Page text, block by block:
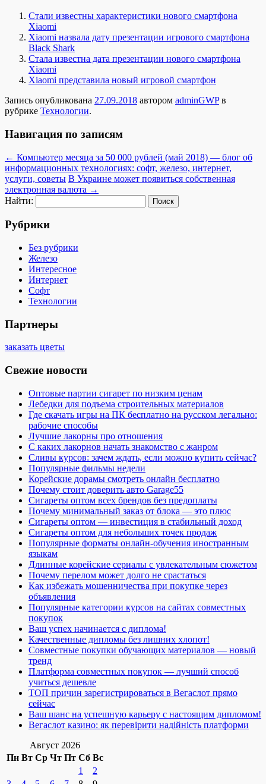
Стали известны характеристики нового смартфона
Xiaomi
Xiaomi назвала дату презентации игрового смартфона
Black Shark
Стала известна дата презентации нового смартфона
Xiaomi
Xiaomi представила новый игровой смартфон
Запись опубликована 27.09.2018 автором adminGWPв
рубрике Технологии.
Навигация по записям
← Компьютер месяца за 50 000 рублей (май 2018) — блог об
информационных технологиях: софт, железо, интернет,
услуги, советы В Украине может появиться собственная
электронная валюта →
Найти:
Рубрики
Без рубрики
Железо
Интересное
Интернет
Софт
Технологии
Партнеры
заказать цветы
Свежие новости
Оптовые партии сигарет по низким ценам
Лебедки для подъема строительных материалов
Где скачать игры на ПК бесплатно на русском легально:
рабочие способы
Лучшие лакорны про отношения
С каких лакорнов начать знакомство с жанром
Сливы курсов: зачем ждать, если можно купить сейчас?
Популярные фильмы недели
Корейские дорамы смотреть онлайн бесплатно
Почему стоит доверить авто Garage55
Сигареты оптом всех брендов без предоплаты
Почему минимальный заказ от блока — это плюс
Сигареты оптом — инвестиция в стабильный доход
Сигареты оптом для небольших точек продаж
Популярные форматы онлайн-обучения иностранным
языкам
Длинные корейские сериалы с увлекательным сюжетом
Почему перелом может долго не срастаться
Как избежать мошенничества при покупке через
объявления
Популярные категории курсов на сайтах совместных
покупок
Ваш успех начинается с диплома!
Качественные дипломы без лишних хлопот!
Совместные покупки обучающих материалов — новый
тренд
Платформа совместных покупок — лучший способ
учиться дешевле
ТОП причин зарегистрироваться в Вегаслот прямо
сейчас
Ваш шанс на успешную карьеру с настоящим дипломом!
Вегаслот казино: як перевірити надійність платформи
Август 2026
Пн Вт Ср Чт Пт Сб Вс
1
2